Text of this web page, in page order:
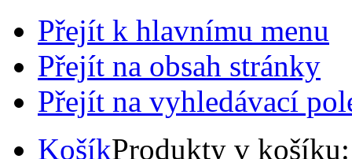
Přejít k hlavnímu menu
Přejít na obsah stránky
Přejít na vyhledávací
KošíkProdukty v